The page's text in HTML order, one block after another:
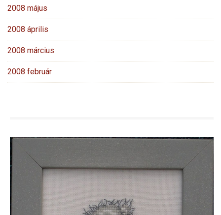
2008 május
2008 április
2008 március
2008 február